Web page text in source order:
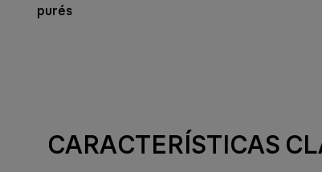
purés
CARACTERÍSTICAS